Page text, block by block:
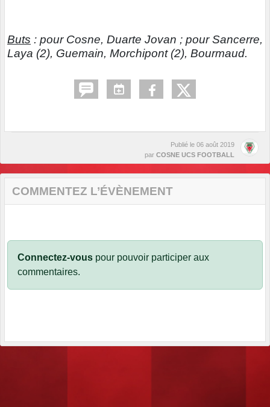
Buts : pour Cosne, Duarte Jovan ; pour Sancerre,
Laya (2), Guemain, Morchipont (2), Bourmaud.
Publié le 06 août 2019
par COSNE UCS FOOTBALL
COMMENTEZ L’ÉVÈNEMENT
Connectez-vous pour pouvoir participer aux
commentaires.